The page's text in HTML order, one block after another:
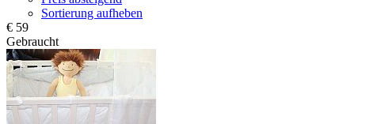
Sortierung aufheben
€ 59
Gebraucht